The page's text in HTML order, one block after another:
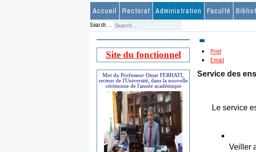
Accueil Rectorat Administration Faculté
Search ...
Site du fonctionnel
Mot du Professeur Omar FERHATI,
recteur de l'Université, dans la nouvelle
cérémonie de l'année académique
Print
Email
Service des
Le service
Veiller